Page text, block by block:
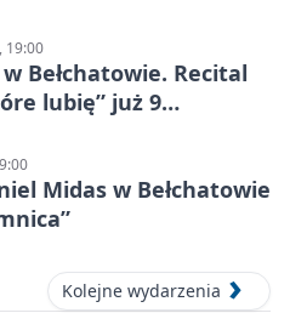
19:00
Bełchatowie. Recital
lubię” już 9
Midas w Bełchatowie
Kolejne wydarzenia